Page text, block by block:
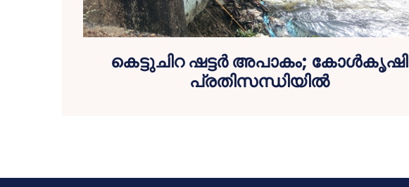
കെട്ടുചിറ ഷട്ടര്‍ അപാകം; കോള്‍കൃഷി
പ്രതിസന്ധിയില്‍